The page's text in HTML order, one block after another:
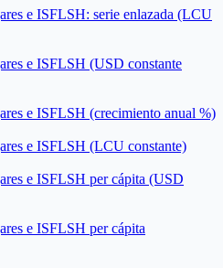
e ISFLSH: serie enlazada (LCU
e ISFLSH (USD constante
e ISFLSH (crecimiento anual %)
e ISFLSH (LCU constante)
e ISFLSH per cápita (USD
e ISFLSH per cápita